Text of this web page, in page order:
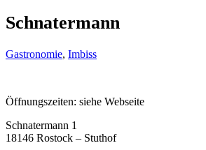
Schnatermann
Gastronomie, Imbiss
Öffnungszeiten: siehe Webseite
Schnatermann 1
18146 Rostock – Stuthof